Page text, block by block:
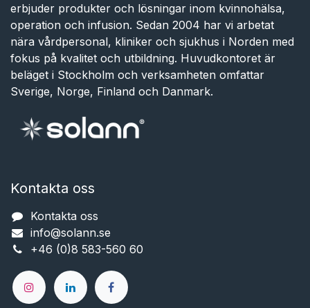
erbjuder produkter och lösningar inom kvinnohälsa,
operation och infusion. Sedan 2004 har vi arbetat
nära vårdpersonal, kliniker och sjukhus i Norden med
fokus på kvalitet och utbildning. Huvudkontoret är
beläget i Stockholm och verksamheten omfattar
Sverige, Norge, Finland och Danmark.
Kontakta oss
Kontakta oss
info@solann.se​​​​​​
+46 (0)8 583-560 60